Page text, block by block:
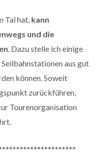
Tal hat, kann
und die
. Dazu stelle ich einige
aus gut
können. Soweit
zurückführen,
Tourenorganisation